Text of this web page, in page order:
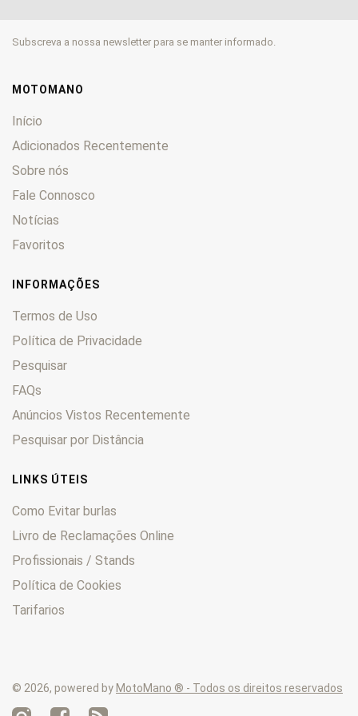
MXer 0
Nexxon
Quannon 0
Scout
Sector 0
Spacer
Styker
Top 0
Vitality 0
Xciting 0
Yager
Zing 0
Subscreva a nossa newsletter para se manter informado.
MOTOMANO
Início
Adicionados Recentemente
Sobre nós
Fale Connosco
Notícias
Favoritos
INFORMAÇÕES
Termos de Uso
Política de Privacidade
Pesquisar
FAQs
Anúncios Vistos Recentemente
Pesquisar por Distância
LINKS ÚTEIS
Como Evitar burlas
Livro de Reclamações Online
Profissionais / Stands
Política de Cookies
Tarifarios
© 2026, powered by MotoMano ® - Todos os direitos reservados